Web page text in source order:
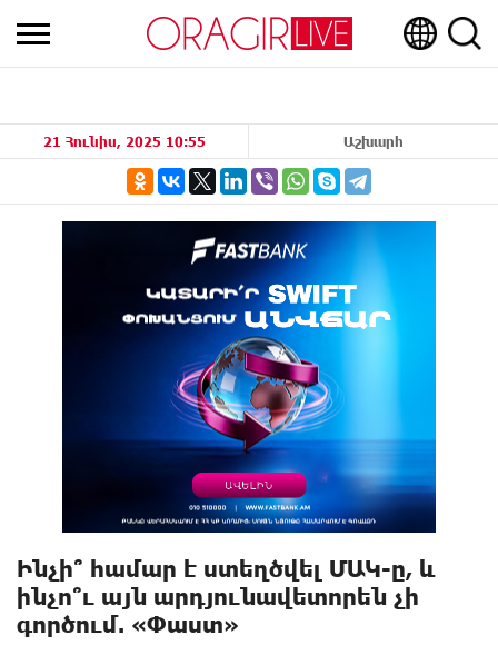
21 Հունիս, 2025 10:55 Աշխարհ
Ինչի՞ համար է ստեղծվել ՄԱԿ-ը, և
ինչո՞ւ այն արդյունավետորեն չի
գործում. «Փաստ»